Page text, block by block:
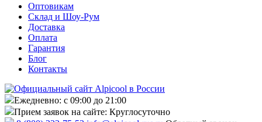
Оптовикам
Склад и Шоу-Рум
Доставка
Оплата
Гарантия
Блог
Контакты
Ежедневно: с 09:00 до 21:00
Прием заявок на сайте: Круглосуточно